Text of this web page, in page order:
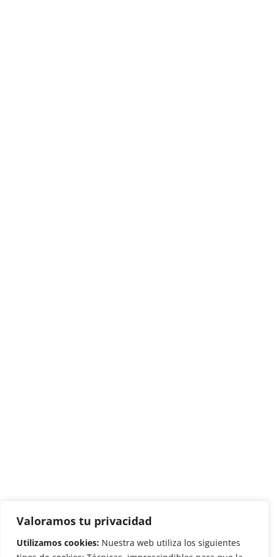
Valoramos tu privacidad
Utilizamos cookies: Nuestra web utiliza los siguientes